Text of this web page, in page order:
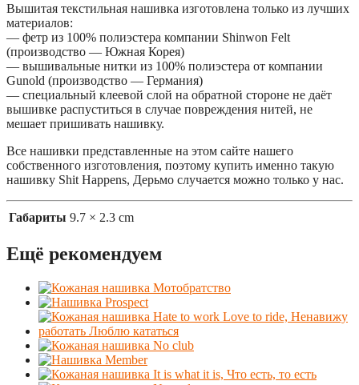
Вышитая текстильная нашивка изготовлена только из лучших
материалов:
— фетр из 100% полиэстера компании Shinwon Felt
(производство — Южная Корея)
— вышивальные нитки из 100% полиэстера от компании
Gunold (производство — Германия)
— специальный клеевой слой на обратной стороне не даёт
вышивке распуститься в случае повреждения нитей, не
мешает пришивать нашивку.
Все нашивки представленные на этом сайте нашего
собственного изготовления, поэтому купить именно такую
нашивку Shit Happens, Дерьмо случается можно только у нас.
Габариты 9.7 × 2.3 cm
Ещё рекомендуем